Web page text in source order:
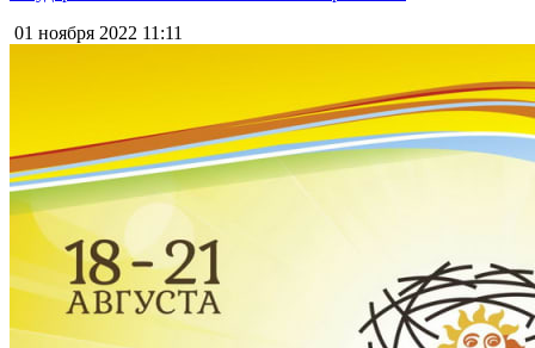
01 ноября 2022 11:11